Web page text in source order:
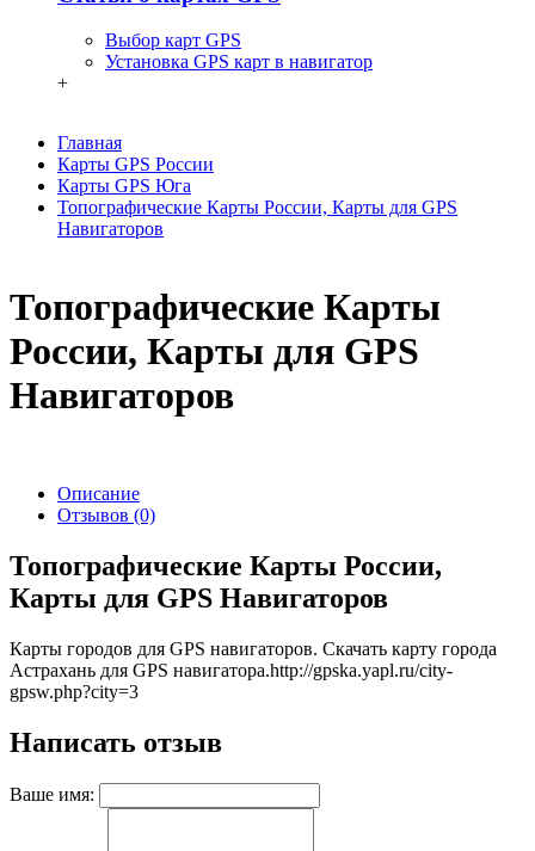
Выбор карт GPS
Установка GPS карт в навигатор
+
Главная
Карты GPS России
Карты GPS Юга
Топографические Карты России, Карты для GPS
Навигаторов
Топографические Карты
России, Карты для GPS
Навигаторов
Описание
Отзывов (0)
Топографические Карты России,
Карты для GPS Навигаторов
Карты городов для GPS навигаторов. Скачать карту города
Астрахань для GPS навигатора.http://gpska.yapl.ru/city-
gpsw.php?city=3
Написать отзыв
Ваше имя: